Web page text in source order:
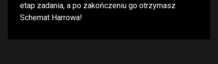
etap zadania, a po zakończeniu go otrzymasz
Schemat Harrowa!